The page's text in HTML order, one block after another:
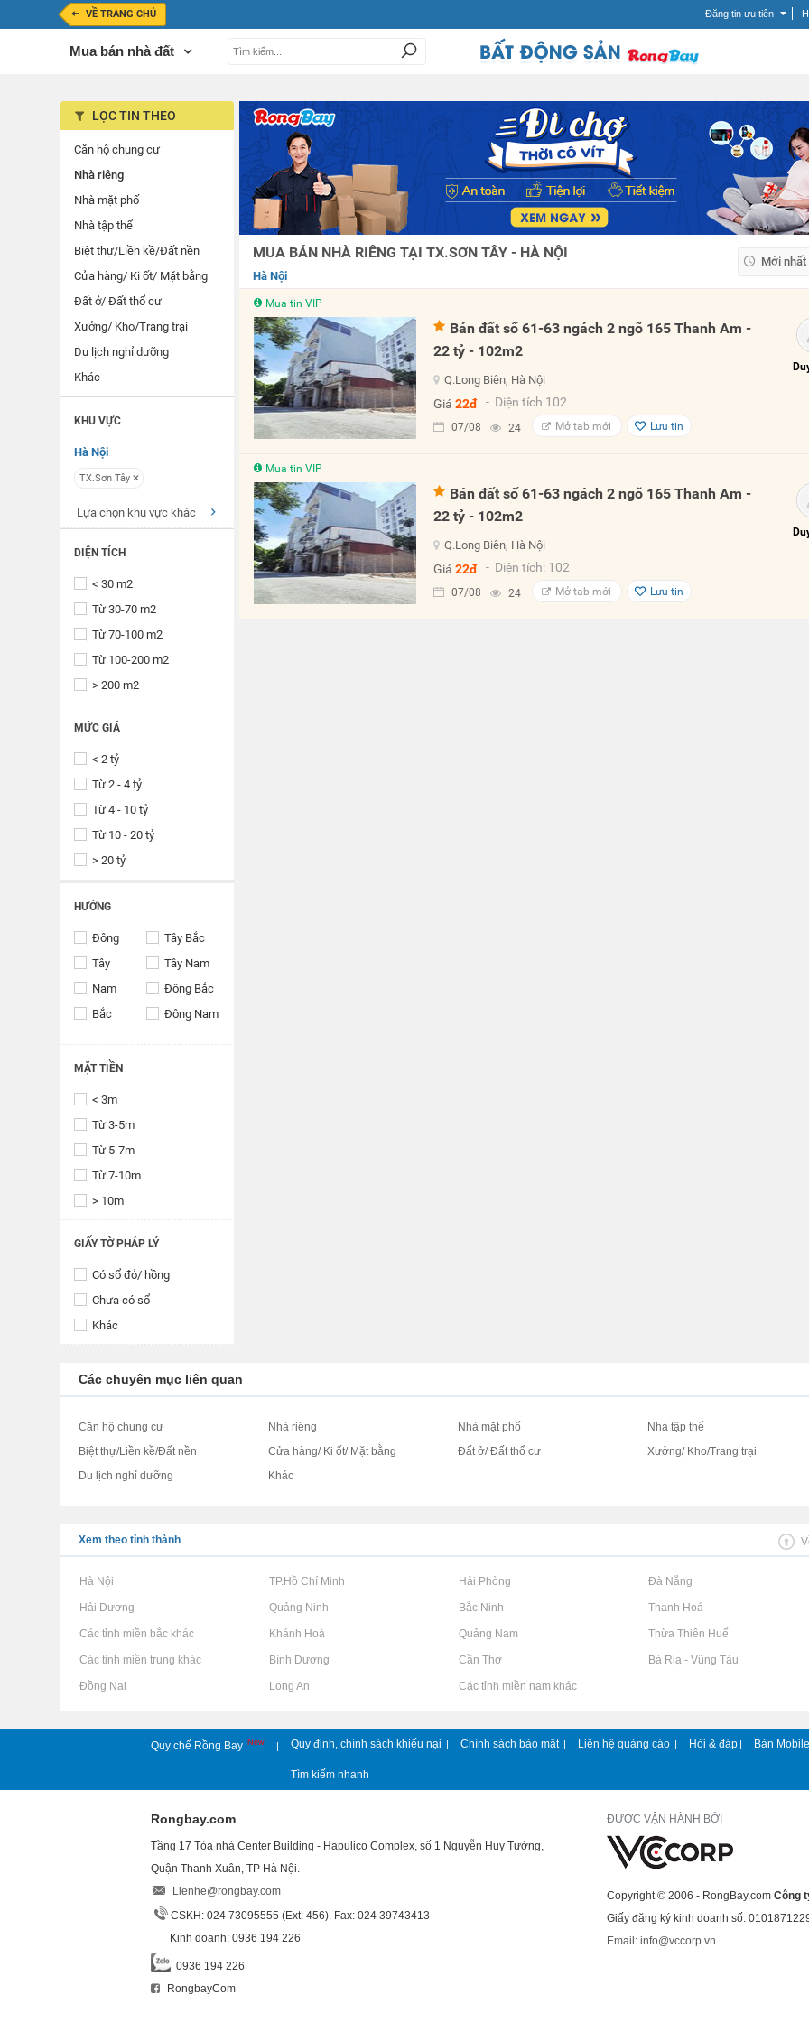
VỀ TRANG CHỦ Đăng tin ưu tiên
Mua bán nhà đất
LỌC TIN THEO
Căn hộ chung cư
Nhà riêng
Nhà mặt phố
Nhà tập thể
Biệt thự/Liền kề/Đất nền
Cửa hàng/ Ki ốt/ Mặt bằng
Đất ở/ Đất thổ cư
Xưởng/ Kho/Trang trại
Du lịch nghỉ dưỡng
Khác
KHU VỰC
Hà Nội
TX.Sơn Tây
Lựa chọn khu vực khác
DIỆN TÍCH
< 30 m2
Từ 30-70 m2
Từ 70-100 m2
Từ 100-200 m2
> 200 m2
MỨC GIÁ
< 2 tỷ
Từ 2 - 4 tỷ
Từ 4 - 10 tỷ
Từ 10 - 20 tỷ
> 20 tỷ
HƯỚNG
Đông
Tây Bắc
Tây
Tây Nam
Nam
Đông Bắc
Bắc
Đông Nam
MẶT TIỀN
< 3m
Từ 3-5m
Từ 5-7m
Từ 7-10m
> 10m
GIẤY TỜ PHÁP LÝ
Có sổ đỏ/ hồng
Chưa có sổ
Khác
MUA BÁN NHÀ RIÊNG TẠI TX.SƠN TÂY - HÀ NỘI
Hà Nội
Mới nhất
Giá tăng
Giá
Mua tin VIP
Bán đất số 61-63 ngách 2 ngõ 165 Thanh Am -
22 tỷ - 102m2
Q.Long Biên, Hà Nội
Giá 22đ - Diện tích 102
07/08 24 Mở tab mới Lưu tin
Mua tin VIP
Bán đất số 61-63 ngách 2 ngõ 165 Thanh Am -
22 tỷ - 102m2
Q.Long Biên, Hà Nội
Giá 22đ - Diện tích: 102
07/08 24 Mở tab mới Lưu tin
Các chuyên mục liên quan
Căn hộ chung cư Nhà riêng Nhà mặt phố
Nhà tập thể
Biệt thự/Liền kề/Đất nền
Cửa hàng/ Ki ốt/ Mặt bằng Đất ở/ Đất thổ cư
Xưởng/ Kho/Trang trại
Du lịch nghỉ dưỡng
Khác
Xem theo tỉnh thành
Rao vặt tại Hà Nội Rao vặt tại TP.Hồ Chí Minh Rao vặt tại Hải Phòng Rao vặt tại Đà Nẵng
Rao vặt tại Hải Dương Rao vặt tại Quảng Ninh Rao vặt tại Bắc Ninh Rao vặt tại Thanh Hoá
Rao vặt tại Các tỉnh miền bắc khác Rao vặt tại Khánh Hoà Rao vặt tại Quảng Nam Rao vặt tại Thừa Thiên Huế
Rao vặt tại Các tỉnh miền trung khác Rao vặt tại Bình Dương Rao vặt tại Cần Thơ Rao vặt tại Bà Rịa - Vũng Tàu
Rao vặt tại Đồng Nai Rao vặt tại Long An Rao vặt tại Các tỉnh miền nam khác
Quy chế Rồng Bay New | Quy định, chính sách khiếu nại | Chính sách bảo mật | Liên hệ quảng cáo | Hỏi & đáp | Bản Mobile
Tìm kiếm nhanh
Rongbay.com
Tầng 17 Tòa nhà Center Building - Hapulico Complex, số 1 Nguyễn Huy Tưởng,
Quận Thanh Xuân, TP Hà Nội.
Lienhe@rongbay.com
CSKH: 024 73095555 (Ext: 456). Fax: 024 39743413
Kinh doanh: 0936 194 226
0936 194 226
RongbayCom
ĐƯỢC VẬN HÀNH BỞI
Copyright © 2006 - RongBay.com Công
Giấy đăng ký kinh doanh số:
Email: info@vccorp.vn